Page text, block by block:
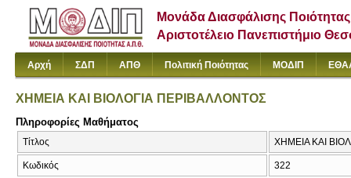
Μονάδα Διασφάλισης Ποιότητας
Αριστοτέλειο Πανεπιστήμιο
Αρχή ΣΔΠ ΑΠΘ Πολιτική Ποιότητας ΜΟΔΙΠ
ΧΗΜΕΙΑ ΚΑΙ ΒΙΟΛΟΓΙΑ ΠΕΡΙΒΑΛΛΟΝΤΟΣ
Πληροφορίες Μαθήματος
Τίτλος ΧΗΜΕΙΑ ΚΑΙ
Κωδικός 322